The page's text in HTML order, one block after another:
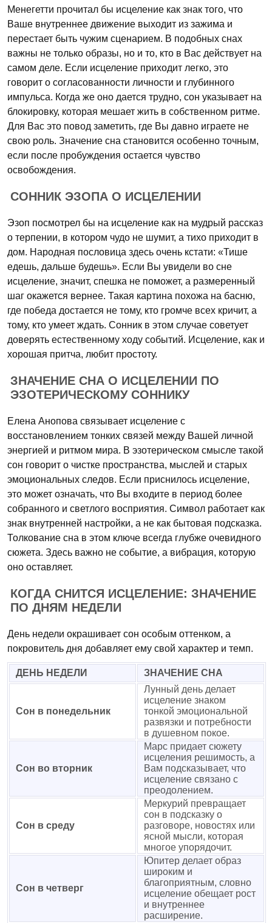
Менегетти прочитал бы исцеление как знак того, что
Ваше внутреннее движение выходит из зажима и
перестает быть чужим сценарием. В подобных снах
важны не только образы, но и то, кто в Вас действует на
самом деле. Если исцеление приходит легко, это
говорит о согласованности личности и глубинного
импульса. Когда же оно дается трудно, сон указывает на
блокировку, которая мешает жить в собственном ритме.
Для Вас это повод заметить, где Вы давно играете не
свою роль. Значение сна становится особенно точным,
если после пробуждения остается чувство
освобождения.
СОННИК ЭЗОПА О ИСЦЕЛЕНИИ
Эзоп посмотрел бы на исцеление как на мудрый рассказ
о терпении, в котором чудо не шумит, а тихо приходит в
дом. Народная пословица здесь очень кстати: «Тише
едешь, дальше будешь». Если Вы увидели во сне
исцеление, значит, спешка не поможет, а размеренный
шаг окажется вернее. Такая картина похожа на басню,
где победа достается не тому, кто громче всех кричит, а
тому, кто умеет ждать. Сонник в этом случае советует
доверять естественному ходу событий. Исцеление, как и
хорошая притча, любит простоту.
ЗНАЧЕНИЕ СНА О ИСЦЕЛЕНИИ ПО
ЭЗОТЕРИЧЕСКОМУ СОННИКУ
Елена Анопова связывает исцеление с
восстановлением тонких связей между Вашей личной
энергией и ритмом мира. В эзотерическом смысле такой
сон говорит о чистке пространства, мыслей и старых
эмоциональных следов. Если приснилось исцеление,
это может означать, что Вы входите в период более
собранного и светлого восприятия. Символ работает как
знак внутренней настройки, а не как бытовая подсказка.
Толкование сна в этом ключе всегда глубже очевидного
сюжета. Здесь важно не событие, а вибрация, которую
оно оставляет.
КОГДА СНИТСЯ ИСЦЕЛЕНИЕ: ЗНАЧЕНИЕ
ПО ДНЯМ НЕДЕЛИ
День недели окрашивает сон особым оттенком, а
покровитель дня добавляет ему свой характер и темп.
ДЕНЬ НЕДЕЛИ ЗНАЧЕНИЕ СНА
Сон в понедельник
Лунный день делает
исцеление знаком
тонкой эмоциональной
развязки и потребности
в душевном покое.
Сон во вторник
Марс придает сюжету
исцеления решимость, а
Вам подсказывает, что
исцеление связано с
преодолением.
Сон в среду
Меркурий превращает
сон в подсказку о
разговоре, новостях или
ясной мысли, которая
многое упорядочит.
Сон в четверг
Юпитер делает образ
широким и
благоприятным, словно
исцеление обещает рост
и внутреннее
расширение.